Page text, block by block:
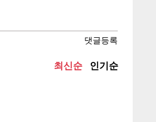
인쇄 목록